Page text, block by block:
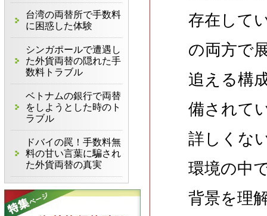
存在して
の両方で
追える構
備されて
詳しくな
環境の中
背景を理
台湾の両替所で手数料
に困惑した体験
シンガポールで遭遇し
た外貨両替の隠れた手
数料トラブル
ベトナムの銀行で両替
をしようとした時のト
ラブル
ドバイの罠！手数料無
料の甘い言葉に騙され
た外貨両替の真実